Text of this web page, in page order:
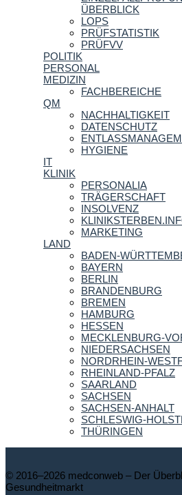
ÜBERBLICK
LOPS
PRÜFSTATISTIK
PRÜFVV
POLITIK
PERSONAL
MEDIZIN
FACHBEREICHE
QM
NACHHALTIGKEIT
DATENSCHUTZ
HYGIENE
IT
KLINIK
PERSONALIA
TRÄGERSCHAFT
INSOLVENZ
MARKETING
LAND
BADEN-
BAYERN
BERLIN
BRANDENBURG
BREMEN
HAMBURG
HESSEN
MECKLENBURG-
NIEDERSACHSEN
NORDRHEIN-
RHEINLAND-PFALZ
SAARLAND
SACHSEN
SACHSEN-ANHALT
SCHLESWIG-
THÜRINGEN
© 2016–2026 medconweb – Der
Gesundheitmarkt